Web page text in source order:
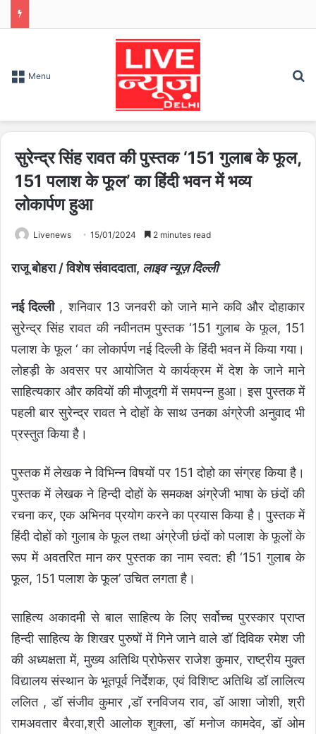
Menu
सुरेन्द्र सिंह रावत की पुस्तक ‘151 गुलाब के फूल,
151 पलाश के फूल’ का हिंदी भवन में भव्य
लोकार्पण हुआ
Livenews 15/01/2024 2 minutes read
राजू बोहरा / विशेष संवाददाता, लाइव न्यूज़ दिल्ली
नई दिल्ली, शनिवार 13 जनवरी को जाने माने कवि और दोहाकार
सुरेन्द्र सिंह रावत की नवीनतम पुस्तक ‘151 गुलाब के फूल, 151
पलाश के फूल ‘ का लोकार्पण नई दिल्ली के हिंदी भवन में किया गया।
लोहड़ी के अवसर पर आयोजित ये कार्यक्रम में देश के जाने माने
साहित्यकार और कवियों की मौजूदगी में समपन्न हुआ। इस पुस्तक में
पहली बार सुरेन्द्र रावत ने दोहों के साथ उनका अंग्रेजी अनुवाद भी
प्रस्तुत किया है।
पुस्तक में लेखक ने विभिन्न विषयों पर 151 दोहो का संग्रह किया है।
पुस्तक में लेखक ने हिन्दी दोहों के समकक्ष अंग्रेजी भाषा के छंदों की
रचना कर, एक अभिनव प्रयोग करने का प्रयास किया है। पुस्तक में
हिंदी दोहों को गुलाब के फूल तथा अंग्रेजी छंदों को पलाश के फूलों के
रूप में अवतरित मान कर पुस्तक का नाम स्वत: ही ‘151 गुलाब के
फूल, 151 पलाश के फूल’ उचित लगता है।
साहित्य अकादमी से बाल साहित्य के लिए सर्वोच्च पुरस्कार प्राप्त
हिन्दी साहित्य के शिखर पुरुषों में गिने जाने वाले डॉ दिविक रमेश जी
की अध्यक्षता में, मुख्य अतिथि प्रोफेसर राजेश कुमार, राष्ट्रीय मुक्त
विद्यालय संस्थान के भूतपूर्व निर्देशक, एवं विशिष्ट अतिथि डॉ लालित्य
ललित , डॉ संजीव कुमार ,डॉ रनविजय राव, डॉ आशा जोशी, श्री
रामअवतार बैरवा,श्री आलोक शुक्ला, डॉ मनोज कामदेव, डॉ ओम